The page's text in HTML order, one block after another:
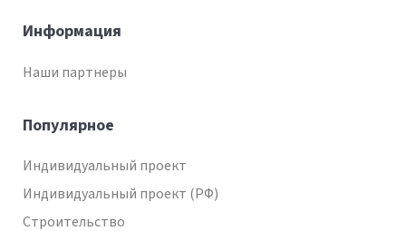
Информация
Наши партнеры
Популярное
Индивидуальный проект
Индивидуальный проект (РФ)
Строительство